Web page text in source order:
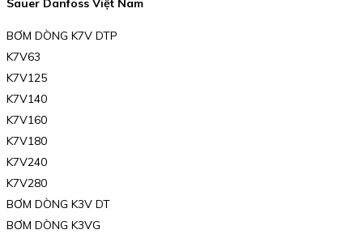
Sauer Danfoss Việt Nam
BƠM DÒNG K7V DTP
K7V63
K7V125
K7V140
K7V160
K7V180
K7V240
K7V280
BƠM DÒNG K3V DT
BƠM DÒNG K3VG